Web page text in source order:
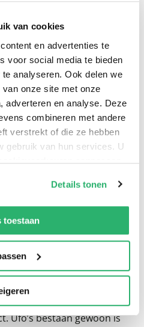
van cookies
en advertenties te
voor social media te bieden
analyseren. Ook delen we
onze site met onze
adverteren en analyse. Deze
combineren met andere
verstrekt of die ze hebben
gebruik van hun services. U
aanpassen
derdendie uw gegevens
Details tonen
toestaan
rond geborgen
over ‘niet-
rapporten melden
waarnemingen, ondanks
In de eerste
al in de VS meer dan 2.000
Toch blijft de cruciale
van buitenaards
dé Nederlandse
in dit
ondersteund
Zijn boodschap is
technologie – zoals
– eindelijk openbaar.
betekent niet alleen het
van schaarste als bron
Ufo’s bestaan gewoon is